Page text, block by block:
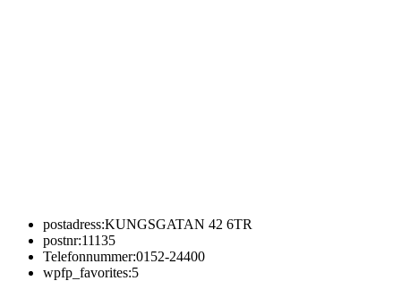
postadress:KUNGSGATAN 42 6TR
postnr:11135
Telefonnummer:0152-24400
wpfp_favorites:5